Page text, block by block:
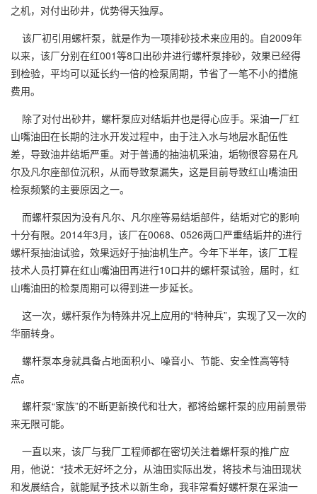
之机，对付出砂井，优势得天独厚。
该厂初引用螺杆泵，就是作为一项排砂技术来应用的。自2009年
以来，该厂分别在红001等8口出砂井进行螺杆泵排砂，效果已经得
到检验，平均可以延长约一倍的检泵周期，节省了一笔不小的措施
费用。
除了对付出砂井，螺杆泵应对结垢井也是得心应手。采油一厂红
山嘴油田在长期的注水开发过程中，由于注入水与地层水配伍性
差，导致油井结垢严重。对于普通的抽油机采油，垢物很容易在凡
尔及凡尔座部位沉积，从而导致泵漏失，这是目前导致红山嘴油田
检泵频繁的主要原因之一。
而螺杆泵因为没有凡尔、凡尔座等易结垢部件，结垢对它的影响
十分有限。2014年3月，该厂在0068、0526两口严重结垢井的进行
螺杆泵抽油试验，效果远好于抽油机生产。今年下半年，该厂工程
技术人员打算在红山嘴油田再进行10口井的螺杆泵试验，届时，红
山嘴油田的检泵周期可以得到进一步延长。
这一次，螺杆泵作为特殊井况上应用的“特种兵”，实现了又一次的
华丽转身。
螺杆泵本身就具备占地面积小、噪音小、节能、安全性高等特
点。
螺杆泵“家族”的不断更新换代和壮大，都将给螺杆泵的应用前景带
来无限可能。
一直以来，该厂与我厂工程师都在密切关注着螺杆泵的推广应
用，他说：“技术无好坏之分，从油田实际出发，将技术与油田现状
和发展结合，就能赋予技术以新生命，我非常看好螺杆泵在采油一